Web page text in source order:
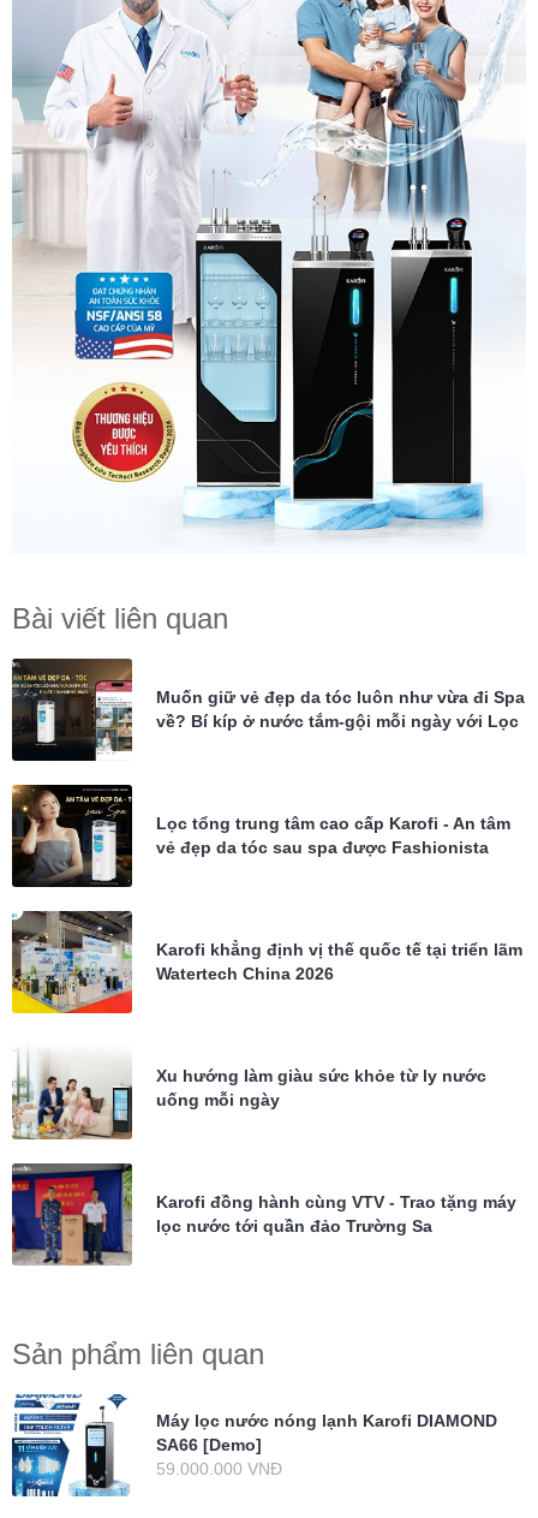
Bài viết liên quan
Muốn giữ vẻ đẹp da tóc luôn như vừa đi Spa
về? Bí kíp ở nước tắm-gội mỗi ngày với Lọc
Lọc tổng trung tâm cao cấp Karofi - An tâm
vẻ đẹp da tóc sau spa được Fashionista
Karofi khẳng định vị thế quốc tế tại triển lãm
Watertech China 2026
Xu hướng làm giàu sức khỏe từ ly nước
uống mỗi ngày
Karofi đồng hành cùng VTV - Trao tặng máy
lọc nước tới quần đảo Trường Sa
Sản phẩm liên quan
Máy lọc nước nóng lạnh Karofi DIAMOND
SA66 [Demo]
59.000.000 VNĐ